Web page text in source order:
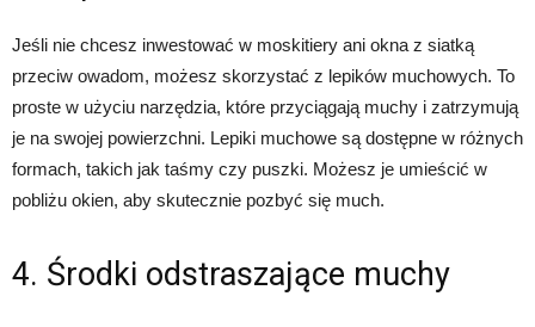
Jeśli nie chcesz inwestować w moskitiery ani okna z siatką
przeciw owadom, możesz skorzystać z lepików muchowych. To
proste w użyciu narzędzia, które przyciągają muchy i zatrzymują
je na swojej powierzchni. Lepiki muchowe są dostępne w różnych
formach, takich jak taśmy czy puszki. Możesz je umieścić w
pobliżu okien, aby skutecznie pozbyć się much.
4. Środki odstraszające muchy